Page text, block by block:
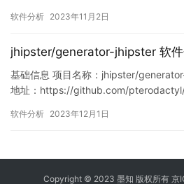
1536/1719973771493556224 此报告
软件分析 2023年11月2日
jhipster/generator-jhipster 软
基础信息 项目名称：jhipster/
地址：https://github.com/pterodactyl/
2800/1730506350336626688 此报
软件分析 2023年12月1日
Copyright © 2023 墨知 版权所有 京